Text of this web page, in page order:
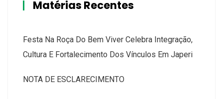
Matérias Recentes
Festa Na Roça Do Bem Viver Celebra Integração,
Cultura E Fortalecimento Dos Vínculos Em Japeri
NOTA DE ESCLARECIMENTO